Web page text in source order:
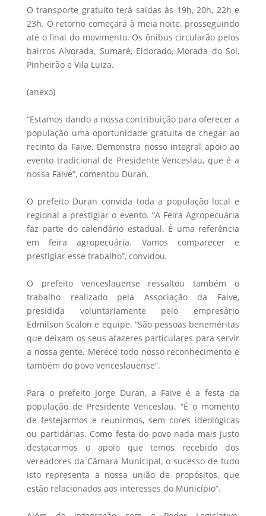
O transporte gratuito terá saídas às 19h, 20h, 22h e
23h. O retorno começará à meia noite, prosseguindo
até o final do movimento. Os ônibus circularão pelos
bairros Alvorada, Sumaré, Eldorado, Morada do Sol,
Pinheirão e Vila Luiza.
(anexo)
“Estamos dando a nossa contribuição para oferecer a
população uma oportunidade gratuita de chegar ao
recinto da Faive. Demonstra nosso integral apoio ao
evento tradicional de Presidente Venceslau, que é a
nossa Faive”, comentou Duran.
O prefeito Duran convida toda a população local e
regional a prestigiar o evento. “A Feira Agropecuária
faz parte do calendário estadual. É uma referência
em feira agropecuária. Vamos comparecer e
prestigiar esse trabalho”, convidou.
O prefeito venceslauense ressaltou também o
trabalho realizado pela Associação da Faive,
presidida voluntariamente pelo empresário
Edmilson Scalon e equipe. “São pessoas beneméritas
que deixam os seus afazeres particulares para servir
a nossa gente. Merece todo nosso reconhecimento e
também do povo venceslauense”.
Para o prefeito Jorge Duran, a Faive é a festa da
população de Presidente Venceslau. “É o momento
de festejarmos e reunirmos, sem cores ideológicas
ou partidárias. Como festa do povo nada mais justo
destacarmos o apoio que temos recebido dos
vereadores da Câmara Municipal, o sucesso de tudo
isto representa a nossa união de propósitos, que
estão relacionados aos interesses do Município”.